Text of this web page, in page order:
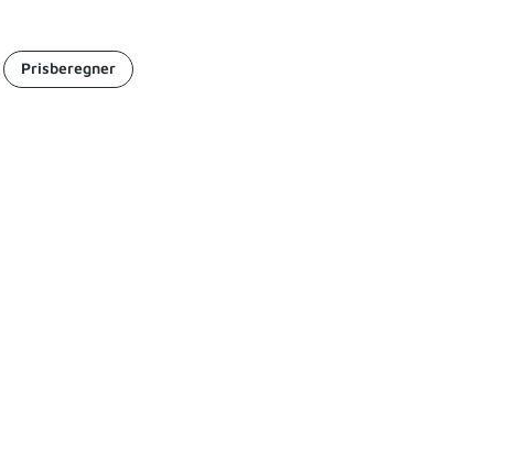
Prisberegner